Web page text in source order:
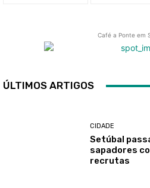
Café a Ponte em
ÚLTIMOS ARTIGOS
CIDADE
Setúbal
sapadores
recrutas